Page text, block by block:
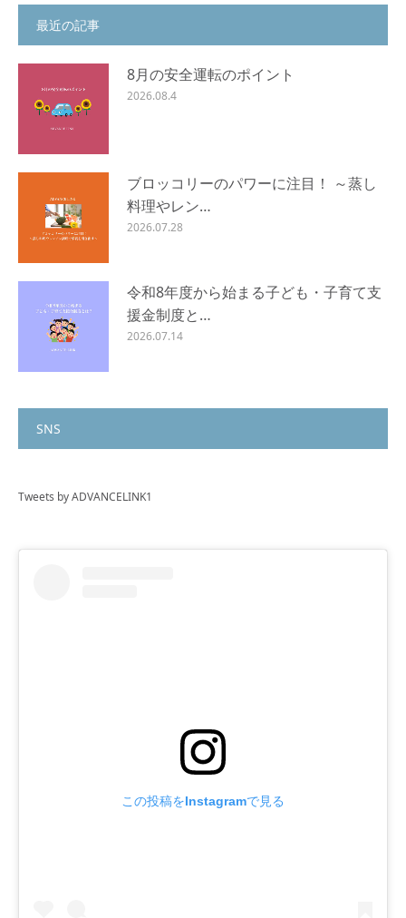
最近の記事
8月の安全運転のポイント
2026.08.4
ブロッコリーのパワーに注目！ ～蒸し
料理やレン…
2026.07.28
令和8年度から始まる子ども・子育て支
援金制度と…
2026.07.14
SNS
Tweets by ADVANCELINK1
この投稿をInstagramで見る